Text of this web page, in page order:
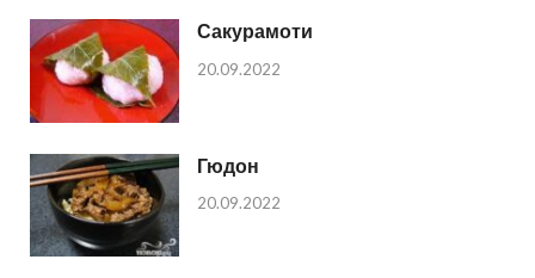
Сакурамоти
20.09.2022
Гюдон
20.09.2022